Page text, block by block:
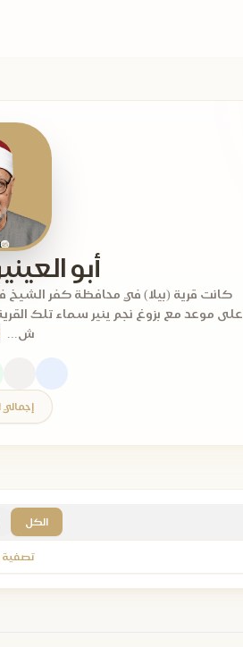
أبو
على موعد مع بزوغ نجم ينير سماء تلك
ش...
إجمالي
الكل
تصفية